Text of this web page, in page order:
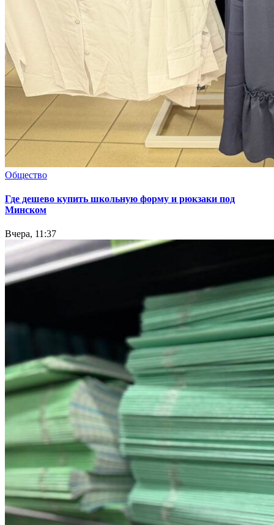
Общество
Где дешево купить школьную форму и рюкзаки под
Минском
Вчера, 11:37